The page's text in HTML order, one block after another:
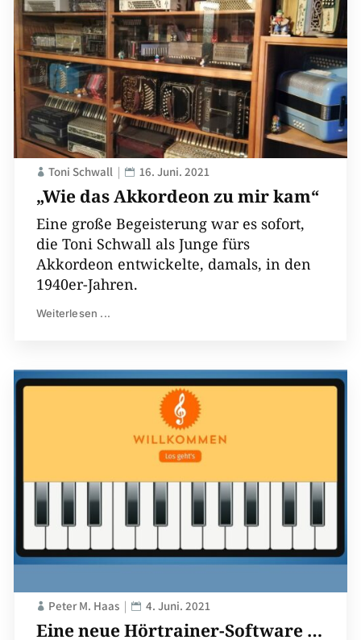
„Wie das Akkordeon zu mir kam“
Toni Schwall 16. Juni. 2021
Eine große Begeisterung war es sofort,
die Toni Schwall als Junge fürs
Akkordeon entwickelte, damals, in den
1940er-Jahren.
Weiterlesen ...
Eine neue Hörtrainer-Software …
Peter M. Haas 4. Juni. 2021